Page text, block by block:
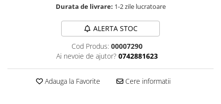
Placi dezvoltare
Module atasabile Arduino
Module Wireless
Senzori Arduino
Accesorii si componente
pentru Arduino
Durata de livrare: 1-2 zile lucratoare
ALERTA STOC
Cod Produs: 00007290
Ai nevoie de ajutor? 0742881623
Adauga la Favorite Cere informatii